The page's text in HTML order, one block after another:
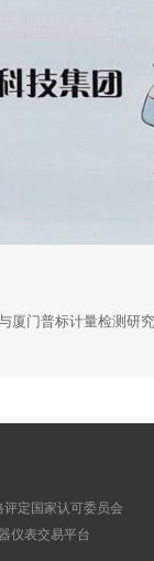
厦门普标计量检测研
评定国家认可委员会
仪表交易平台